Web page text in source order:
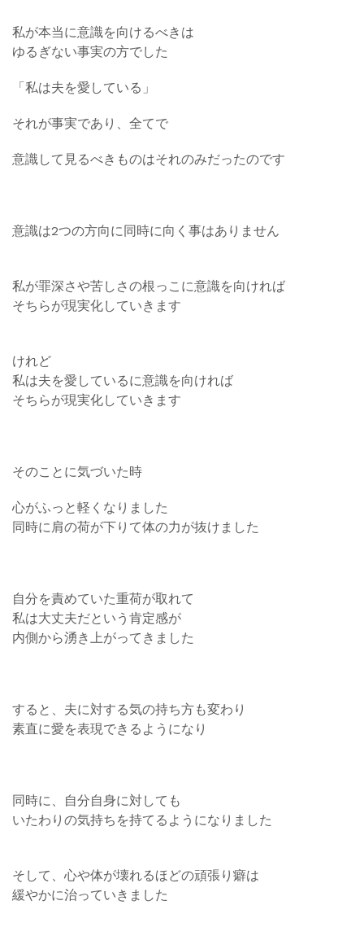
私が本当に意識を向けるべきは
ゆるぎない事実の方でした
「私は夫を愛している」
それが事実であり、全てで
意識して見るべきものはそれのみだったのです
意識は2つの方向に同時に向く事はありません
私が罪深さや苦しさの根っこに意識を向ければ
そちらが現実化していきます
けれど
私は夫を愛しているに意識を向ければ
そちらが現実化していきます
そのことに気づいた時
心がふっと軽くなりました
同時に肩の荷が下りて体の力が抜けました
自分を責めていた重荷が取れて
私は大丈夫だという肯定感が
内側から湧き上がってきました
すると、夫に対する気の持ち方も変わり
素直に愛を表現できるようになり
同時に、自分自身に対しても
いたわりの気持ちを持てるようになりました
そして、心や体が壊れるほどの頑張り癖は
緩やかに治っていきました